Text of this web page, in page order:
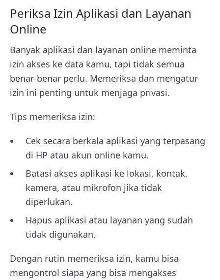
Periksa Izin Aplikasi dan Layanan
Online
Banyak aplikasi dan layanan online meminta
izin akses ke data kamu, tapi tidak semua
benar-benar perlu. Memeriksa dan mengatur
izin ini penting untuk menjaga privasi.
Tips memeriksa izin:
Cek secara berkala aplikasi yang terpasang
di HP atau akun online kamu.
Batasi akses aplikasi ke lokasi, kontak,
kamera, atau mikrofon jika tidak
diperlukan.
Hapus aplikasi atau layanan yang sudah
tidak digunakan.
Dengan rutin memeriksa izin, kamu bisa
mengontrol siapa yang bisa mengakses